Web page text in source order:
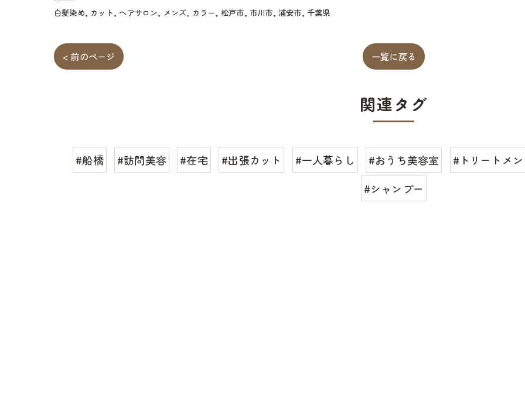
白髪染め カット ヘアサロン メンズ カラー 松戸市 市川市 浦安市 千葉県
< 前のページ 一覧に戻る
関連タグ
#船橋 #訪問美容 #在宅 #出張カット #一人暮らし #おうち美容室
#トリートメ
#シャンプー